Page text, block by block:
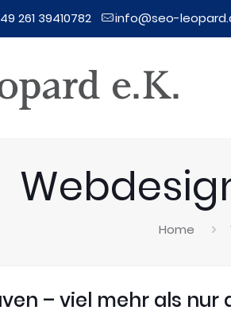
261 39410782 info@seo-
Home
– viel mehr als